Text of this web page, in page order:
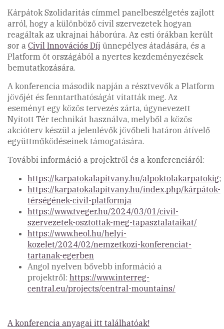
Kárpátok Szolidaritás címmel panelbeszélgetés zajlott
arról, hogy a különböző civil szervezetek hogyan
reagáltak az ukrajnai háborúra. Az esti órákban került
sor a Civil Innovációs Díj ünnepélyes átadására, és a
Platform öt országából a nyertes kezdeményezések
bemutatkozására.
A konferencia második napján a résztvevők a Platform
jövőjét és fenntarthatóságát vitatták meg. Az
eseményt egy közös tervezés zárta, úgynevezett
Nyitott Tér technikát használva, melyből a közös
akcióterv készül a jelenlévők jövőbeli határon átívelő
együttműködéseinek támogatására.
További információ a projektről és a konferenciáról:
https://karpatokalapitvany.hu/alpoktolakarpatokig;
https://karpatokalapitvany.hu/index.php/kárpátok-
térségének-civil-platformja
https://www.tveger.hu/2024/03/01/civil-
szervezetek-osztottak-meg-tapasztalataikat/
https://www.heol.hu/helyi-
kozelet/2024/02/nemzetkozi-konferenciat-
tartanak-egerben
Angol nyelven bővebb információ a
projektről: https://www.interreg-
central.eu/projects/central-mountains/
A konferencia anyagai itt találhatóak!